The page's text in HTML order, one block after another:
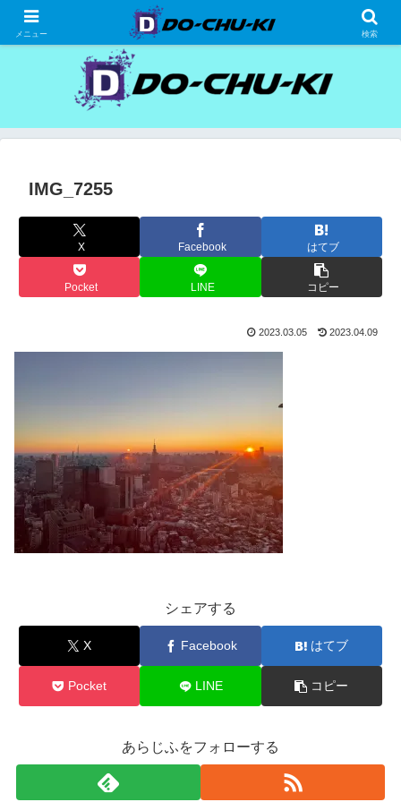
高級ホテルの格安宿泊研究、宿泊記
IMG_7255
X Facebook はてブ
Pocket LINE コピー
2023.03.05 2023.04.09
シェアする
X Facebook はてブ
Pocket LINE コピー
あらじふをフォローする
メニュー 検索